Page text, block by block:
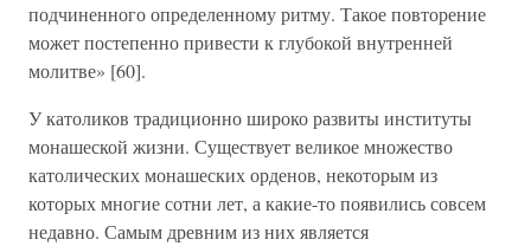
подчиненного определенному ритму. Такое повторение
может постепенно привести к глубокой внутренней
молитве» [60].
У католиков традиционно широко развиты институты
монашеской жизни. Существует великое множество
католических монашеских орденов, некоторым из
которых многие сотни лет, а какие-то появились совсем
недавно. Самым древним из них является